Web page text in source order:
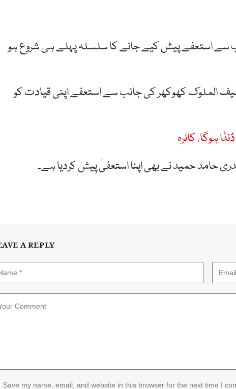
سے استعفے پیش کیے جانے کا سلسلہ پہلے ہی شروع ہو
الملوک کھوکھر کی جانب سے استعفے اپنی قیادت کو
ہوگا، کائرہ
حامد حمید نے بھی اپنا استعفیٰ پیش کردیا ہے۔
A REPLY
Save my name, email, and website in this browser for the next time I